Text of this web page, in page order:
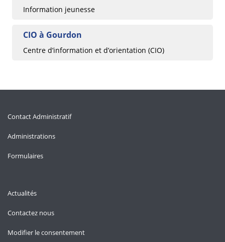
Information jeunesse
CIO à Gourdon
Centre d’information et d’orientation (CIO)
Contact Administratif
Administrations
Formulaires
Actualités
Contactez nous
Modifier le consentement